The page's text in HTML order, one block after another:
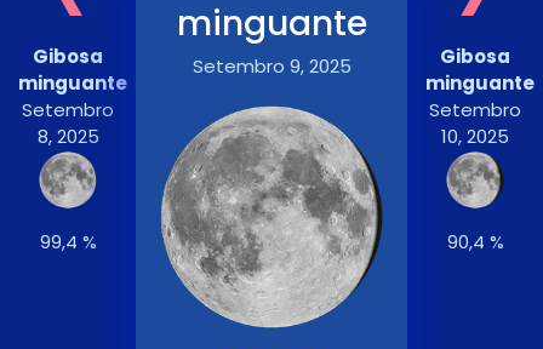
Gibosa
minguante
Setembro
8, 2025
99,4 %
minguante
Setembro 9, 2025
Gibosa
minguante
Setembro
10, 2025
90,4 %